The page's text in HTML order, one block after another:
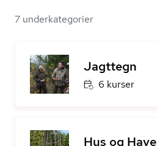
7 underkategorier
Jagttegn
6 kurser
Hus og Have